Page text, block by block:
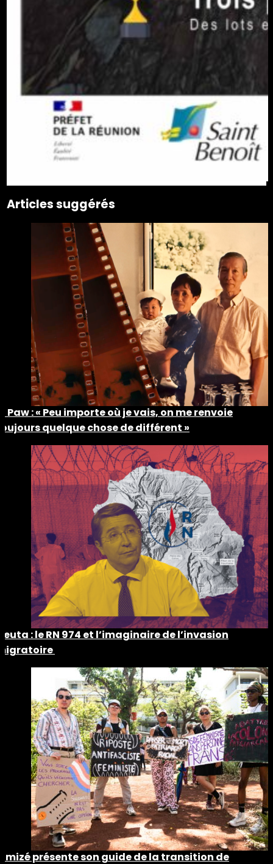
Articles suggérés
Paw : « Peu importe où je vais, on me renvoie
quelque chose de différent »
: le RN 974 et l’imaginaire de l’invasion
présente son guide de la transition de